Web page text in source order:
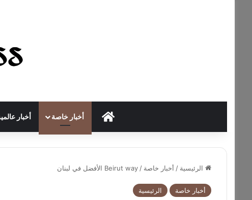
HOMEأخبار خاصة أخبار
الرئيسية / أخبار خاصة / Beirut way الأفضل في لبنان
أخبار خاصة الرئيسية